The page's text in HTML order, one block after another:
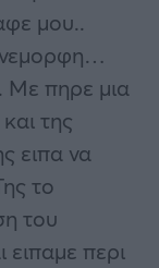
μου..
Με πηρε μια
της
ειπα να
το
του
περι